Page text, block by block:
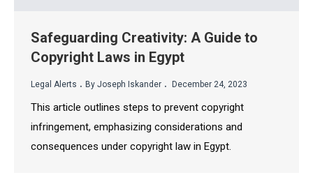
Safeguarding Creativity: A Guide to
Copyright Laws in Egypt
Legal Alerts . By Joseph Iskander . December 24, 2023
This article outlines steps to prevent copyright
infringement, emphasizing considerations and
consequences under copyright law in Egypt.